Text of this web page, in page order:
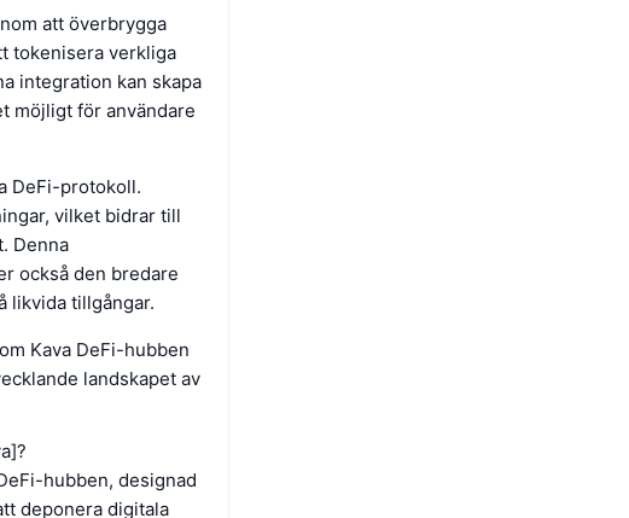
att överbrygga
tokenisera verkliga
integration kan skapa
möjligt för användare
DeFi-protokoll.
vilket bidrar till
Denna
också den bredare
likvida tillgångar.
Kava DeFi-hubben
landskapet av
hubben, designad
deponera digitala